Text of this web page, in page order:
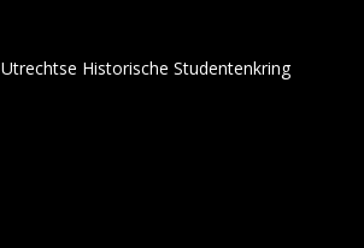
Utrechtse Historische Studentenkring